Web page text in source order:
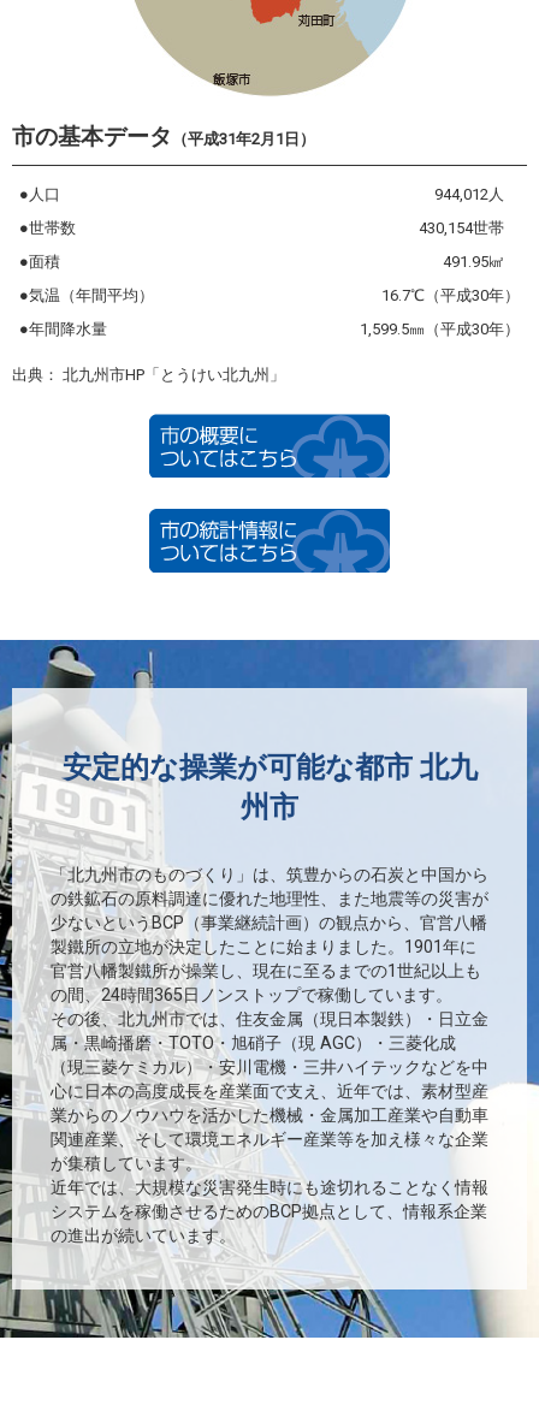
市の基本データ （平成31年2月1日）
●人口
944,012人
●世帯数
430,154世帯
●面積
491.95㎢
●気温（年間平均）
16.7℃（平成30年）
●年間降水量
1,599.5㎜（平成30年）
出典： 北九州市HP「とうけい北九州」
安定的な操業が可能な都市 北九
州市
「北九州市のものづくり」は、筑豊からの石炭と中国から
の鉄鉱石の原料調達に優れた地理性、また地震等の災害が
少ないというBCP（事業継続計画）の観点から、官営八幡
製鐵所の立地が決定したことに始まりました。1901年に
官営八幡製鐵所が操業し、現在に至るまでの1世紀以上も
の間、24時間365日ノンストップで稼働しています。
その後、北九州市では、住友金属（現日本製鉄）・日立金
属・黒崎播磨・TOTO・旭硝子（現 AGC）・三菱化成
（現三菱ケミカル）・安川電機・三井ハイテックなどを中
心に日本の高度成長を産業面で支え、近年では、素材型産
業からのノウハウを活かした機械・金属加工産業や自動車
関連産業、そして環境エネルギー産業等を加え様々な企業
が集積しています。
近年では、大規模な災害発生時にも途切れることなく情報
システムを稼働させるためのBCP拠点として、情報系企業
の進出が続いています。